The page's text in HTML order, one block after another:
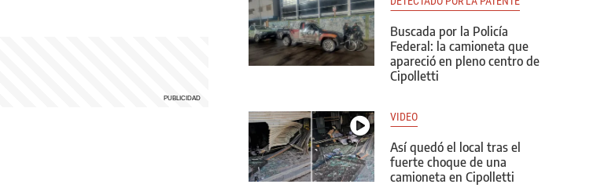
Buscada por la Policía
Federal: la camioneta que
apareció en pleno centro de
Cipolletti
VIDEO
Así quedó el local tras el
fuerte choque de una
camioneta en Cipolletti